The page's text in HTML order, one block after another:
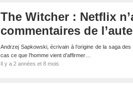
The Witcher : Netflix
commentaires de
Andrzej Sapkowski, écrivain à l’origine de la saga
cas ce que l’homme vient d’affirmer…
Il y a 2 années et 8 mois